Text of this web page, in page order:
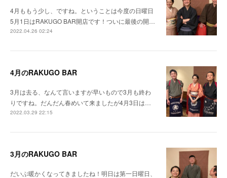
4月ももう少し、ですね。ということは今度の日曜日
5月1日はRAKUGO BAR開店です！ついに最後の開…
2022.04.26 02:24
4月のRAKUGO BAR
3月は去る、なんて言いますが早いもので3月も終わ
りですね。だんだん春めいて来ましたが4月3日は…
2022.03.29 22:15
3月のRAKUGO BAR
だいぶ暖かくなってきましたね！明日は第一日曜日、